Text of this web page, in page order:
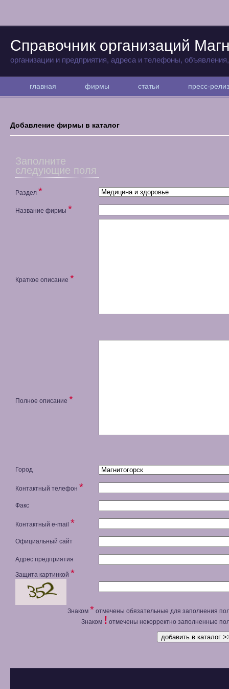
Справочник организаций
организации и предприятия, адреса и телефоны,
главная фирмы статьи пресс-
Добавление фирмы в каталог
Заполните
следующие поля
Раздел *
Название фирмы *
Краткое описание *
Полное описание *
Город
Контактный телефон *
Факс
Контактный e-mail *
Официальный сайт
Адрес предприятия
Защита картинкой *
Знаком * отмечены обязательные для заполнения
Знаком ! отмечены некорректно заполненные